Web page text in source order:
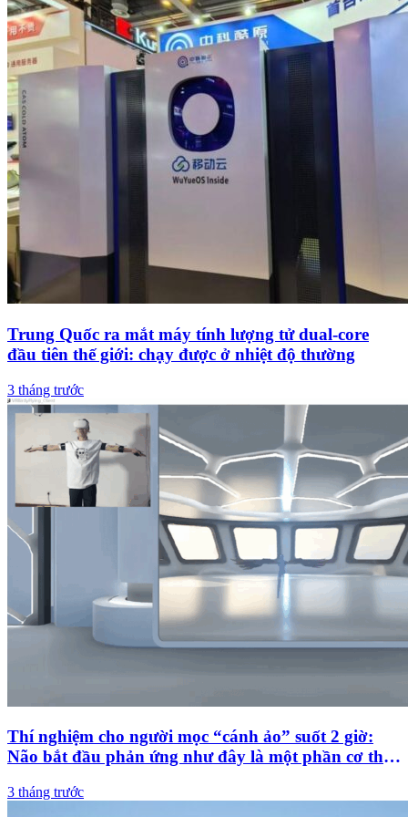
Trung Quốc ra mắt máy tính lượng tử dual-core
đầu tiên thế giới: chạy được ở nhiệt độ thường
3 tháng trước
Thí nghiệm cho người mọc “cánh ảo” suốt 2 giờ:
Não bắt đầu phản ứng như đây là một phần cơ thể
3 tháng trước